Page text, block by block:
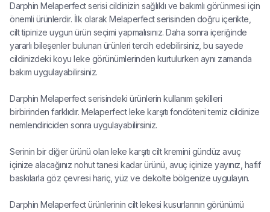
Darphin Melaperfect serisi cildinizin sağlıklı ve bakımlı görünmesi için
önemli ürünlerdir. İlk olarak Melaperfect serisinden doğru içerikte,
cilt tipinize uygun ürün seçimi yapmalısınız. Daha sonra içeriğinde
yararlı bileşenler bulunan ürünleri tercih edebilirsiniz, bu sayede
cildinizdeki koyu leke görünümlerinden kurtulurken aynı zamanda
bakım uygulayabilirsiniz.
Darphin Melaperfect serisindeki ürünlerin kullanım şekilleri
birbirinden farklıdır. Melaperfect leke karşıtı fondöteni temiz cildinize
nemlendiriciden sonra uygulayabilirsiniz.
Serinin bir diğer ürünü olan leke karşıtı cilt kremini gündüz avuç
içinize alacağınız nohut tanesi kadar ürünü, avuç içinize yayınız, hafif
baskılarla göz çevresi hariç, yüz ve dekolte bölgenize uygulayın.
Darphin Melaperfect ürünlerinin cilt lekesi kusurlarının görünümü